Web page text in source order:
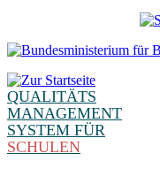
QUALITÄTS
MANAGEMENT
SYSTEM FÜR
SCHULEN